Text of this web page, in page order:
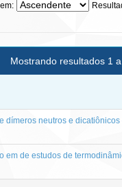
Mostrando resultados 1
dímeros neutros e dicatiônicos
em de estudos de